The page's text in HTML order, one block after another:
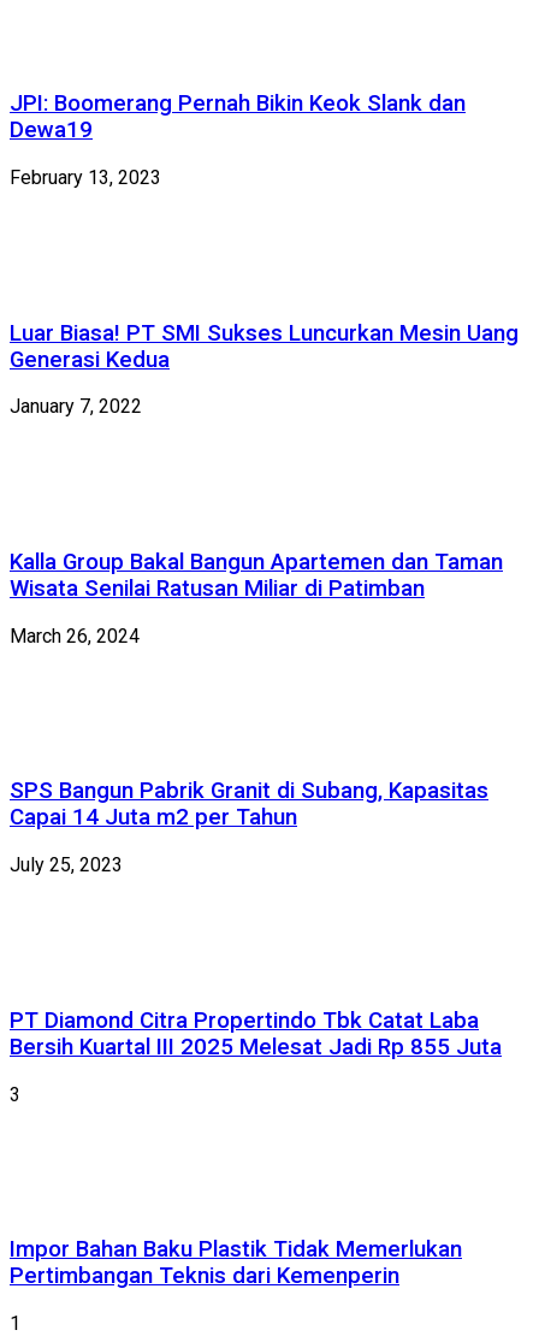
JPI: Boomerang Pernah Bikin Keok Slank dan
Dewa19
February 13, 2023
Luar Biasa! PT SMI Sukses Luncurkan Mesin Uang
Generasi Kedua
January 7, 2022
Kalla Group Bakal Bangun Apartemen dan Taman
Wisata Senilai Ratusan Miliar di Patimban
March 26, 2024
SPS Bangun Pabrik Granit di Subang, Kapasitas
Capai 14 Juta m2 per Tahun
July 25, 2023
PT Diamond Citra Propertindo Tbk Catat Laba
Bersih Kuartal III 2025 Melesat Jadi Rp 855 Juta
3
Impor Bahan Baku Plastik Tidak Memerlukan
Pertimbangan Teknis dari Kemenperin
1